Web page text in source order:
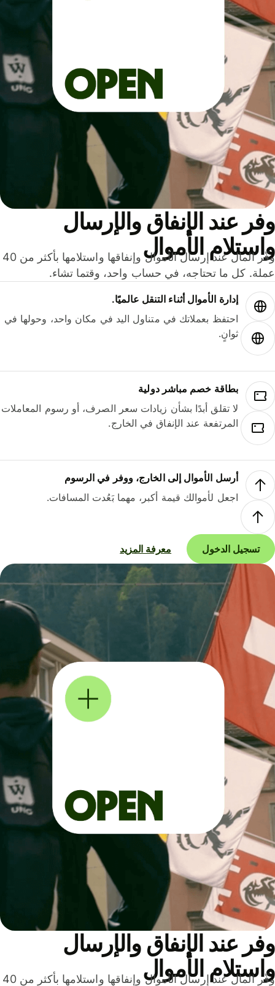
عند الإنفاق والإرسال
الأموال
وفّر المال عند إرسال الأموال وإنفاقها واستلامها بأكثر من 40
كل ما تحتاجه، في حساب واحد، وقتما تشاء.
إدارة الأموال أثناء التنقل عالميًا.
احتفظ بعملاتك في متناول اليد في مكان واحد، وحولها في
ثوانٍ.
بطاقة خصم مباشر دولية
لا تقلق أبدًا بشأن زيادات سعر الصرف، أو رسوم المعاملات
المرتفعة عند الإنفاق في الخارج.
أرسل الأموال إلى الخارج، ووفر في الرسوم
اجعل لأموالك قيمة أكبر، مهما بَعُدت المسافات.
تسجيل الدخول معرفة المزيد
عند الإنفاق والإرسال
الأموال
وفّر المال عند إرسال الأموال وإنفاقها واستلامها بأكثر من 40